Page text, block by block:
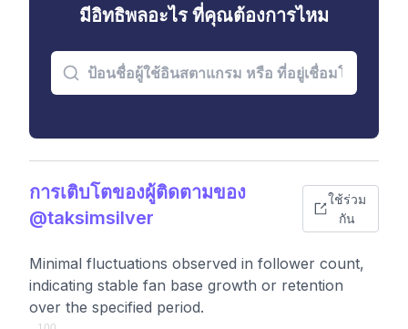
มีอิทธิพลอะไร ที่คุณต้องการไหม
การเติบโตของผู้ติดตามของ
@taksimsilver
ใช้ร่วม
กัน
Minimal fluctuations observed in follower count,
indicating stable fan base growth or retention
over the specified period.